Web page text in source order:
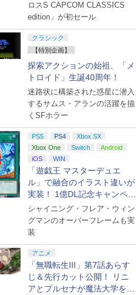
ロスS CAPCOM CLASSICS
edition」が初セール
クラシック
【特別企画】
探索アクションの始祖、「メ
トロイド」生誕40周年！
迷路状に構築された惑星に潜入
するサムス・アランの活躍を描
くSFホラー
PS5 PS4
Xbox SX
Xbox One
Switch
Android
iOS
WIN
「遊戯王 マスターデュエ
ル」で融合のイラスト違いが
実装！ 1億DL記念キャンペー
ン開催
シャイニング・フレア・ウィン
グマンのオーバーフレームも実
装
アニメ
「無職転生III」第7話あらす
じ＆先行カット公開！ リニ
アとプルセナが魔法大学を卒